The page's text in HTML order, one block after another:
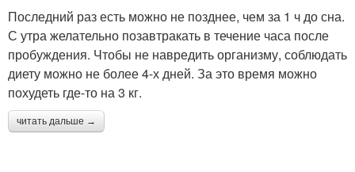
Последний раз есть можно не позднее, чем за 1 ч до сна.
С утра желательно позавтракать в течение часа после
пробуждения. Чтобы не навредить организму, соблюдать
диету можно не более 4-х дней. За это время можно
похудеть где-то на 3 кг.
читать дальше →